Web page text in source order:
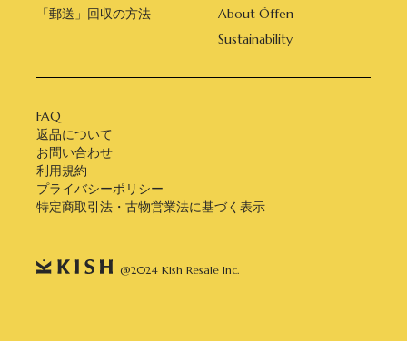
「郵送」回収の方法
About Öffen
Sustainability
FAQ
返品について
お問い合わせ
利用規約
プライバシーポリシー
特定商取引法・古物営業法に基づく表示
@2024 Kish Resale Inc.